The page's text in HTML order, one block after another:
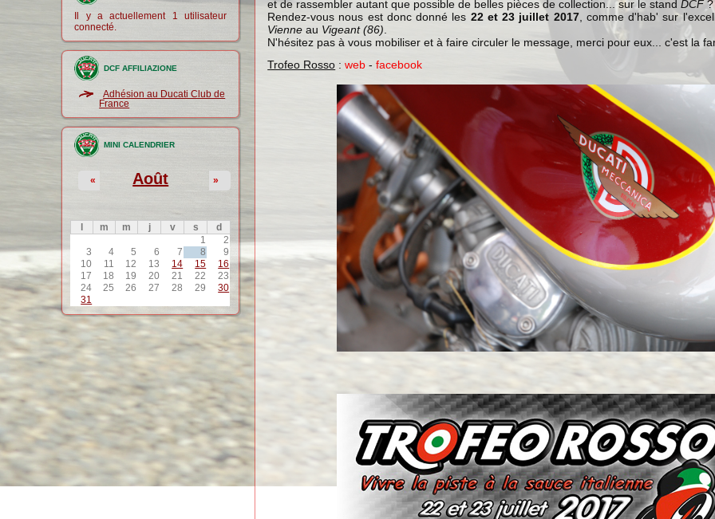
Il y a actuellement 1 utilisateur
connecté.
DCF AFFILIAZIONE
Adhésion au Ducati Club de
France
MINI CALENDRIER
Août
« »
m m j v s
d
1
2
3
4 5 6 7 8
9
10
11 12 13 14 15
16
17
18 19 20 21 22
23
24
25 26 27 28 29
30
31
et de rassembler autant que possible de belles pièces de collection... sur le standDCF ?
Rendez-vous nous est donc donné les 22 et 23 juillet 2017, comme d'hab' sur
Vienne au Vigeant (86)
N'hésitez pas à vous mobiliser et à faire circuler le message, merci pour eux... c'est la
Trofeo Rosso :web -facebook